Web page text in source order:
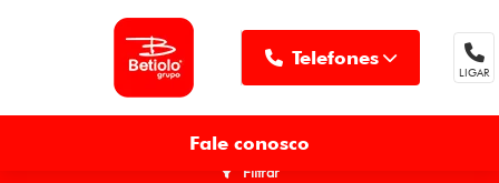
Telefones
LIGAR
Fale conosco
Filtrar